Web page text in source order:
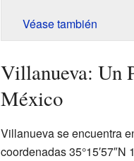
Véase también
Villanueva: Un
México
Villanueva se encuentra
coordenadas 35°15′57″N